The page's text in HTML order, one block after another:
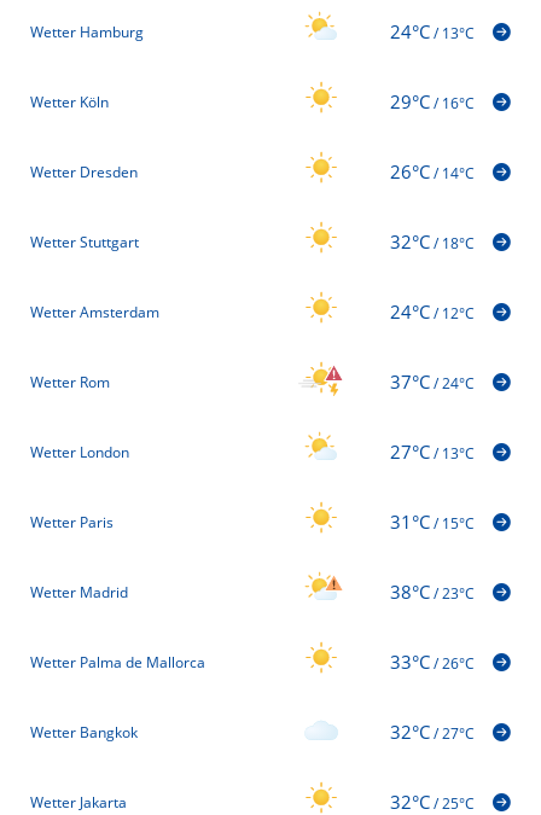
Wetter Hamburg 24°C/13°C
Wetter Köln 29°C/16°C
Wetter Dresden 26°C/14°C
Wetter Stuttgart 32°C/18°C
Wetter Amsterdam 24°C/12°C
Wetter Rom 37°C/24°C
Wetter London 27°C/13°C
Wetter Paris 31°C/15°C
Wetter Madrid 38°C/23°C
Wetter Palma de Mallorca 33°C/26°C
Wetter Bangkok 32°C/27°C
Wetter Jakarta 32°C/25°C